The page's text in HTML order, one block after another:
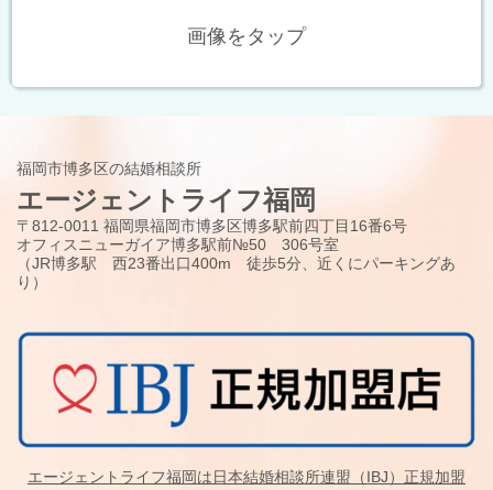
画像をタップ
福岡市博多区の結婚相談所
エージェントライフ福岡
〒812-0011 福岡県福岡市博多区博多駅前四丁目16番6号
オフィスニューガイア博多駅前№50 306号室
（JR博多駅 西23番出口400m 徒歩5分、近くにパーキングあ
り）
エージェントライフ福岡は日本結婚相談所連盟（IBJ）正規加盟